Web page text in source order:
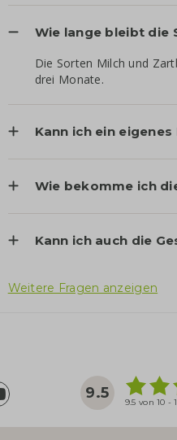
Wie lange bleibt die
Die Sorten Milch und
drei Monate.
Kann ich ein
Wie bekomme ich
Kann ich auch die
Weitere Fragen anzeigen
9.5
9.5 von 10 -